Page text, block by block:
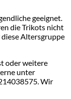
geeignet.
die Trikots nicht
Altersgruppe
oder weitere
unter
Wir